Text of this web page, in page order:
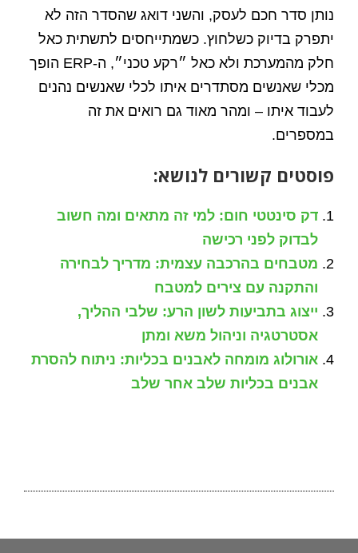
נותן סדר חכם לעסק, והשני דואג שהסדר הזה לא
יתפרק בדיוק כשלחוץ. כשמתייחסים לתשתית כאל
חלק מהמערכת ולא כאל ״רקע טכני״, ה-ERP הופך
מכלי שאנשים מסתדרים איתו לכלי שאנשים נהנים
לעבוד איתו – ומהר מאוד גם רואים את זה
במספרים.
פוסטים קשורים לנושא:
דק סינטטי חום: למי זה מתאים ומה חשוב
לבדוק לפני רכישה
מטבחים בהרכבה עצמית: מדריך לבחירה
והתקנה עם צירים למטבח
ייצוג בתביעות לשון הרע: שלבי ההליך,
אסטרטגיה וניהול משא ומתן
אורולוג מומחה לאבנים בכליות: ניתוח להסרת
אבנים בכליות שלב אחר שלב